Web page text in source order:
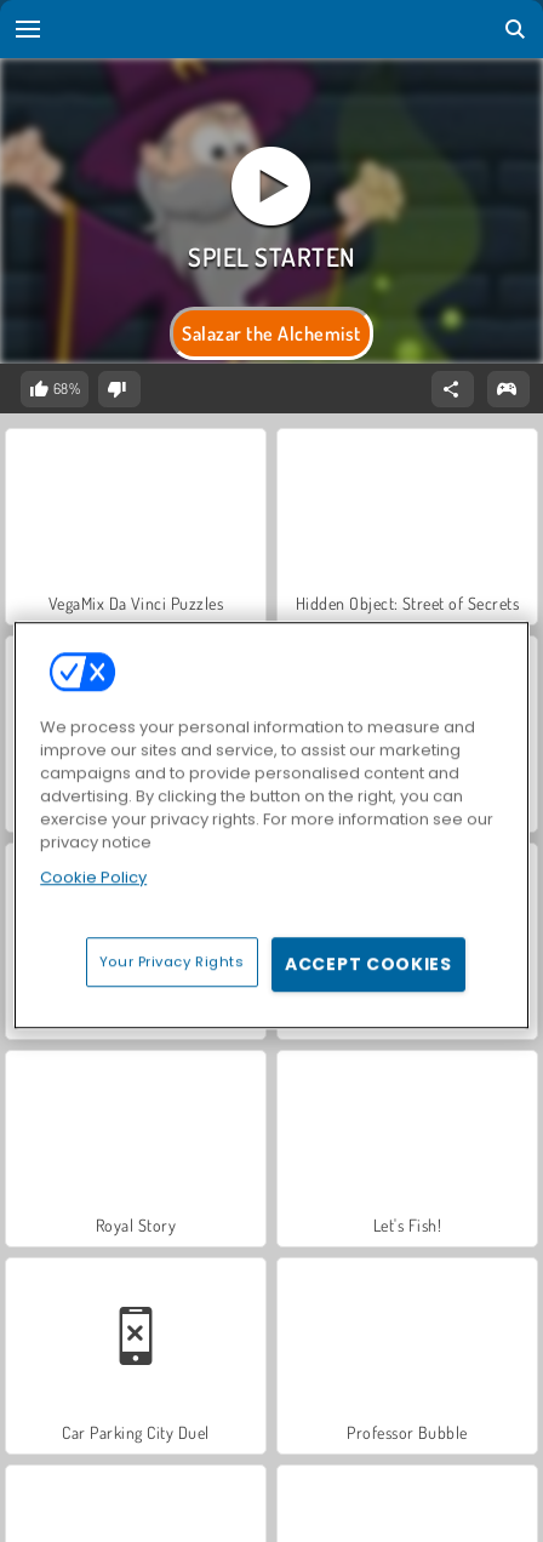
Salazar the Alchemist
68%
VegaMix Da Vinci Puzzles Hidden Object: Street of Secrets
Casino World ASMR Makeover & Makeup Studio
Royal Story Let's Fish!
Car Parking City Duel Professor Bubble
We process your personal information to measure and
improve our sites and service, to assist our marketing
campaigns and to provide personalised content and
advertising. By clicking the button on the right, you can
exercise your privacy rights. For more information see our
privacy notice
Cookie Policy
Your Privacy Rights ACCEPT COOKIES